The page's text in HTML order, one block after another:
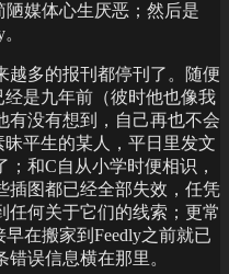
陋媒体心生厌恶；然后是
越多的报刊都停刊了。随便
是九年前（彼时他也像我
有没有想到，自己再也不会
平生的某人，平日里发文
和C自从小学时便相识，
插图都已经全部失效，任凭
任何关于它们的线索；更常
在搬家到Feedly之前就已
误信息横在那里。